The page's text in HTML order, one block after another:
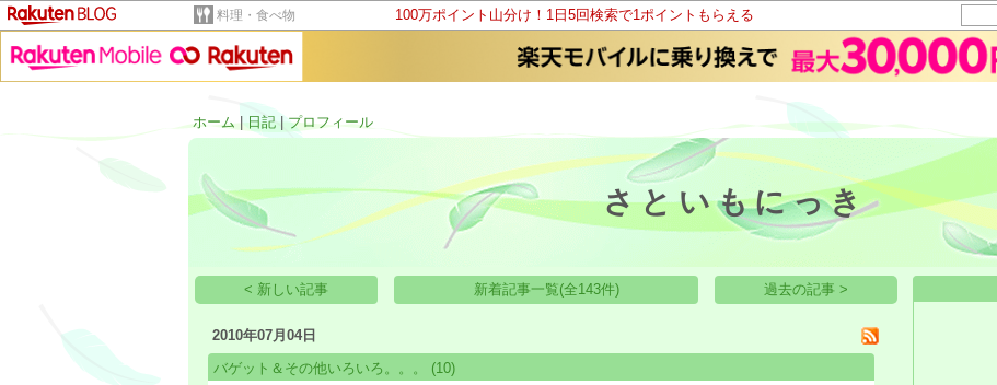
料理・食べ物 100万ポイント山分け！1日5回検索で1ポイントもらえる
ホーム| 日記|プロフィール
さといもにっき
< 新しい記事 新着記事一覧(全143件) 過去の記事 >
2010年07月04日
バゲット＆その他いろいろ。。。
(10)